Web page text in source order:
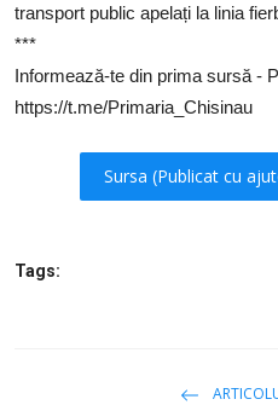
transport public apelați la linia
***
Informează-te din prima sursă -
https://t.me/Primaria_Chisinau
Sursa (Publicat cu
Tags: